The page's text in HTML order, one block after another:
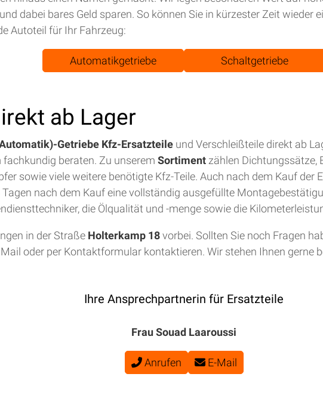
dabei bares Geld sparen. So können Sie in kürzester Zeit wieder
Autoteil für Ihr Fahrzeug:
Automatikgetriebe Schaltgetriebe
ab Lager
Getriebe Kfz-Ersatzteile und Verschleißteile direkt ab
beraten. Zu unserem Sortiment zählen Dichtungssätze,
sowie viele weitere benötigte Kfz-Teile. Auch nach dem Kauf der
nach dem Kauf eine vollständig ausgefüllte
die Ölqualität und -menge sowie die
in der Straße Holterkamp 18vorbei. Sollten Sie noch Fragen
oder per Kontaktformular kontaktieren. Wir stehen Ihnen gerne
Ihre Ansprechpartnerin für Ersatzteile
Frau Souad Laaroussi
Anrufen E-Mail